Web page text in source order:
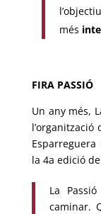
més
FIRA PASSIÓ
Un any més,
l’organització
la 4a edició de
La
caminar.